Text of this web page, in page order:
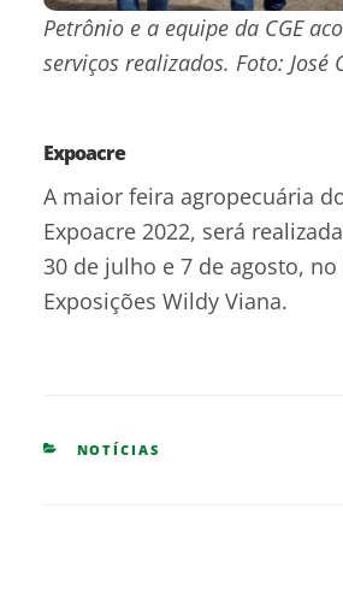
Petrônio e a equipe da CGE
serviços realizados. Foto: José
Expoacre
A maior feira agropecuária
Expoacre 2022, será
30 de julho e 7 de agosto, no
Exposições Wildy Viana.
CATEGORIES
NOTÍCIAS